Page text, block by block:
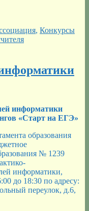
, Конкурсы
информатики
«Старт на ЕГЭ»
образования
№ 1239
информатики,
до 18:30 по адресу:
переулок, д.6,